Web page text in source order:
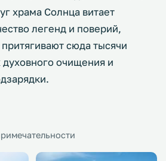
храма Солнца витает
легенд и поверий,
сюда тысячи
духовного очищения и